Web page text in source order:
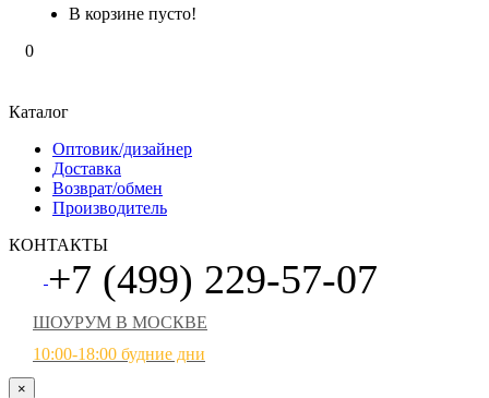
В корзине пусто!
0
Каталог
Оптовик/дизайнер
Доставка
Возврат/обмен
Производитель
КОНТАКТЫ
+7 (499) 229-57-07
ШОУРУМ В МОСКВЕ
10:00-18:00 будние дни
×